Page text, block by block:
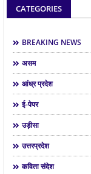
CATEGORIES
BREAKING NEWS
असम
आंध्र प्रदेश
ई-पेपर
उड़ीसा
उत्तरप्रदेश
कविता संदेश